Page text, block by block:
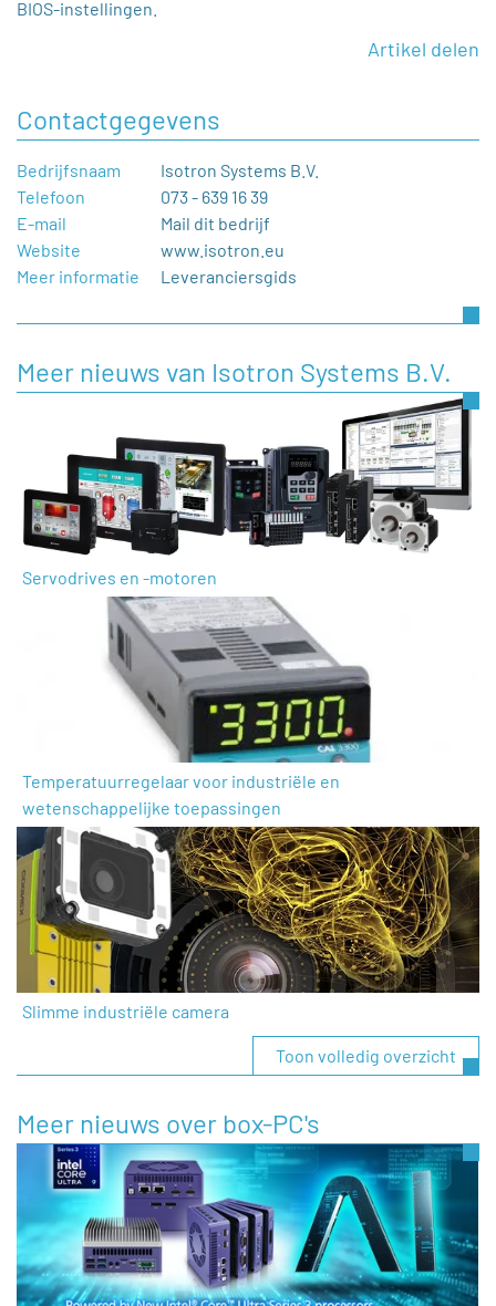
BIOS-instellingen.
Artikel delen
Contactgegevens
Bedrijfsnaam
Isotron Systems B.V.
Telefoon
073 - 639 16 39
E-mail
Mail dit bedrijf
Website
www.isotron.eu
Meer informatie
Leveranciersgids
Meer nieuws van Isotron Systems B.V.
Servodrives en -motoren
Temperatuurregelaar voor industriële en
wetenschappelijke toepassingen
Slimme industriële camera
Toon volledig overzicht
Meer nieuws over box-PC's